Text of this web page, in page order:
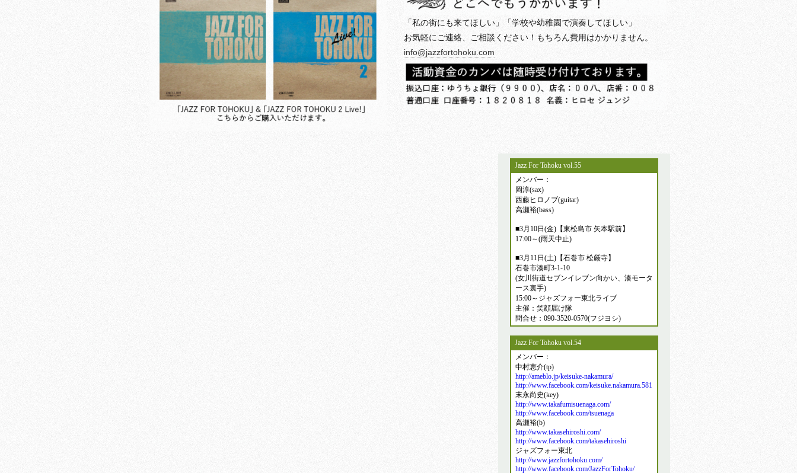
「私の街にも来てほしい」「学校や幼稚園で演奏してほしい」
お気軽にご連絡、ご相談ください！もちろん費用はかかりません。
info@jazzfortohoku.com